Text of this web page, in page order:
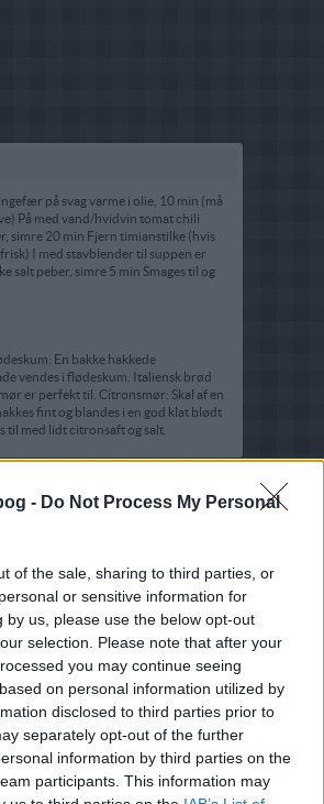
- Do Not Process My Personal
of the sale, sharing to third parties, or
or sensitive information for
by us, please use the below opt-out
selection. Please note that after your
you may continue seeing
on personal information utilized by
disclosed to third parties prior to
separately opt-out of the further
information by third parties on the
participants. This information may
på svag varme i olie, 10 min (må
På med vand/hvidvin tomat chili
simre 20 min Fjern timianstilke (hvis
I med stavblender til suppen er
salt peber, simre 5 min Smages til og
En bakke hakkede
vendes i flødeskum. Italiensk brød
er perfekt til. Citronsmør: Skal af en
fint og blandes i en god klat blødt
til med lidt citronsaft og salt.